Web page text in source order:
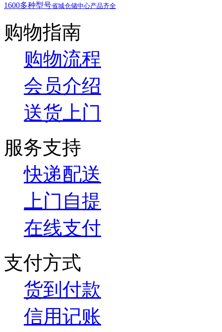
1600多种型号省城仓储中心产品齐全
购物指南
购物流程
会员介绍
送货上门
服务支持
快递配送
上门自提
在线支付
支付方式
货到付款
信用记账